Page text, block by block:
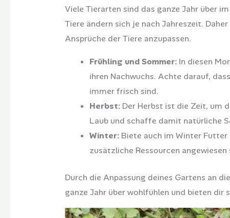
Viele Tierarten sind das ganze Jahr über
Tiere ändern sich je nach Jahreszeit.
Ansprüche der Tiere anzupassen.
Frühling und Sommer:In diesen
ihren Nachwuchs. Achte darauf,
immer frisch sind.
Herbst:Der Herbst ist die Zeit, um
Laub und schaffe damit natürliche
Winter:Biete auch im Winter Futter
zusätzliche Ressourcen
Durch die Anpassung deines Gartens an
ganze Jahr über wohlfühlen und bieten